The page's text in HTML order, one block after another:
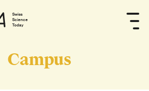
Swiss
Science
Today
Campus